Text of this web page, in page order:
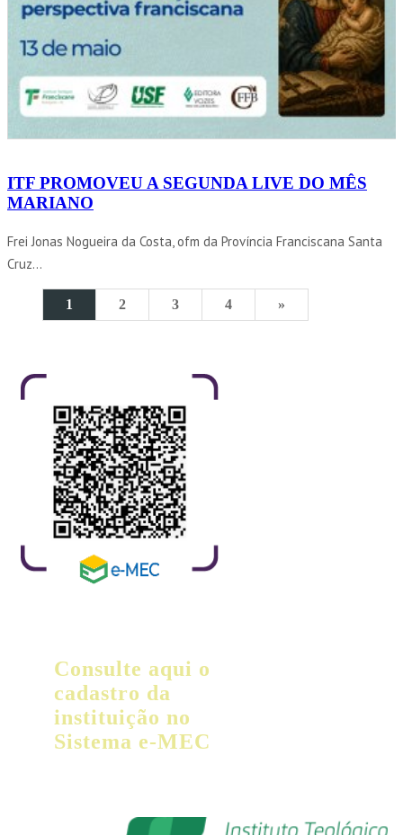
ITF PROMOVEU A SEGUNDA LIVE DO MÊS
MARIANO
Frei Jonas Nogueira da Costa, ofm da Província Franciscana Santa
Cruz...
1 2 3 4 »
Consulte aqui o
cadastro da
instituição no
Sistema e-MEC